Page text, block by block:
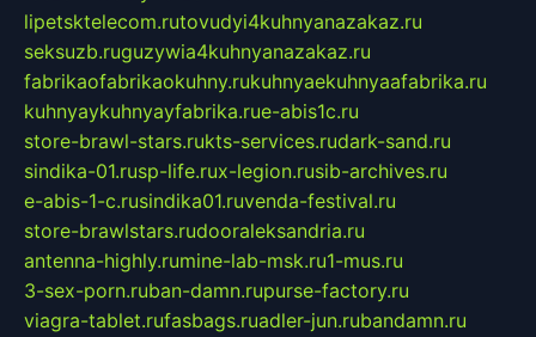
lipetsktelecom.rutovudyi4kuhnyanazakaz.ru
seksuzb.ruguzywia4kuhnyanazakaz.ru
fabrikaofabrikaokuhny.rukuhnyaekuhnyaafabrika.ru
kuhnyaykuhnyayfabrika.rue-abis1c.ru
store-brawl-stars.rukts-services.rudark-sand.ru
sindika-01.rusp-life.rux-legion.rusib-archives.ru
e-abis-1-c.rusindika01.ruvenda-festival.ru
store-brawlstars.rudooraleksandria.ru
antenna-highly.rumine-lab-msk.ru1-mus.ru
3-sex-porn.ruban-damn.rupurse-factory.ru
viagra-tablet.rufasbags.ruadler-jun.rubandamn.ru